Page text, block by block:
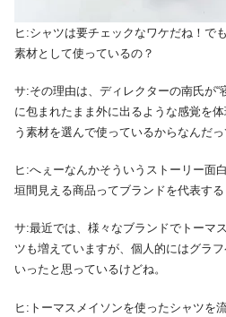
ヒ:シャツは要チェックなワケだね！で
素材として使っているの？
サ:その理由は、ディレクターの南氏が
に包まれたまま外に出るような感覚を
う素材を選んで使っているからなんだっ
ヒ:へぇーなんかそういうストーリー面
垣間見える商品ってブランドを代表する
サ:最近では、様々なブランドでトーマ
ツも増えていますが、個人的にはグラ
いったと思っているけどね。
ヒ:トーマスメイソンを使ったシャツを